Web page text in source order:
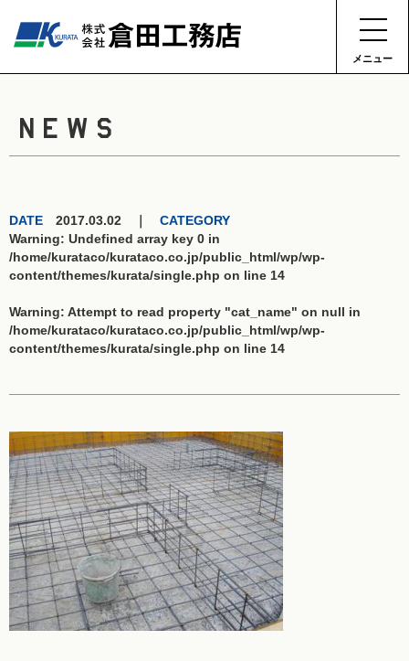
メニュー
NEWS
DATE 2017.03.02 ｜ CATEGORY
Warning: Undefined array key 0 in
/home/kurataco/kurataco.co.jp/public_html/wp/wp-
content/themes/kurata/single.php on line 14
Warning: Attempt to read property "cat_name" on null in
/home/kurataco/kurataco.co.jp/public_html/wp/wp-
content/themes/kurata/single.php on line 14